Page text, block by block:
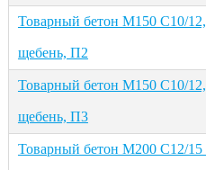
Товарный бетон М150 С10/
щебень, П2
Товарный бетон М150 С10/
щебень, П3
Товарный бетон М200 С12/15